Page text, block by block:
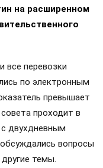
на расширенном
все перевозки
по электронным
превышает
проходит в
двухдневным
вопросы
темы.